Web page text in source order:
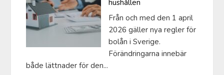
hushållen
Från och med den 1 april
2026 gäller nya regler för
bolån i Sverige.
Förändringarna innebär
både lättnader för den...